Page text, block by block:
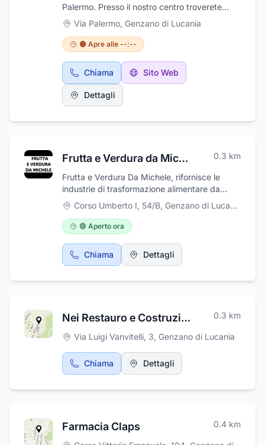
nostro staff e prenota una visita nella sede di
prodotti.
Palermo. Presso il nostro centro troverete
personale qualificato in grado di occuparsi
della vostra salute in modo professionale con
la massima attenzione. Il centro si occupa in
particolar modo di fisiokinesiterapia e
rieducazione funzionale ed opera nell'ambito
del settore con esperienza e professionalità.
Si lavora previo appuntamento ed effettua
visite e trattamenti specialistici. Un'equipe
capace di soddisfare le esigenze della
Via Palermo, Genzano di Lucania
🟠 Apre alle --:--
Chiama Sito Web
Dettagli
Frutta e Verdura da Michele 0.3 km
Frutta e Verdura Da Michele, rifornisce le
industrie di trasformazione alimentare da
quattro generazioni e si occupa di forniture
frutticole alle principali aziende italiane che ne
effettuano la trasformazione in confetture,
marmellate e derivati. I prodotti della nostra
filiera sono coltivati in Italia da frutticoltori
specializzati nella coltivazione di varietà da
mele, nettarine, pesche, percocche, pere,
Umberto I, 54/B a Genzano di Lucania (PZ).
Corso Umberto I, 54/B, Genzano di Lucania
🟢 Aperto ora
Chiama Dettagli
Nei Restauro e Costruzioni S.r.l. 0.3 km
Via Luigi Vanvitelli, 3, Genzano di Lucania
Chiama Dettagli
Farmacia Claps 0.4 km